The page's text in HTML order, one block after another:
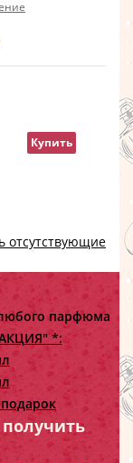
Купить
отсутствующие
парфюма
*: